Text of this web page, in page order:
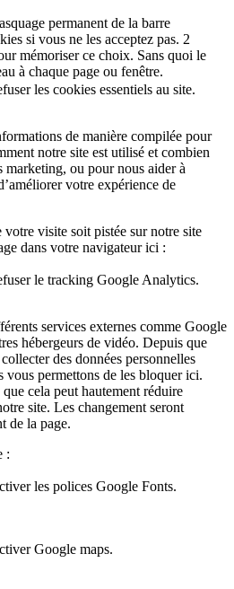
permanent de la barre
si vous ne les acceptez pas. 2
mémoriser ce choix. Sans quoi le
à chaque page ou fenêtre.
les cookies essentiels au site.
de manière compilée pour
notre site est utilisé et combien
marketing, ou pour nous aider à
votre expérience de
votre visite soit pistée sur notre site
dans votre navigateur ici :
le tracking Google Analytics.
services externes comme Google
hébergeurs de vidéo. Depuis que
des données personnelles
vous permettons de les bloquer ici.
cela peut hautement réduire
site. Les changement seront
de la page.
:
les polices Google Fonts.
Google maps.